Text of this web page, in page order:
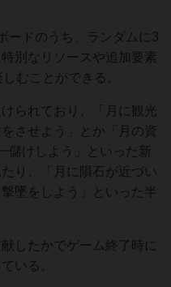
ードのうち、ランダムに3
別なリソースや追加要素
むことができる。
られており、「月に観光
させよう」とか「月の資
儲けしよう」といった新
り、「月に隕石が近づい
墜をしよう」といった半
したかでゲーム終了時に
いる。